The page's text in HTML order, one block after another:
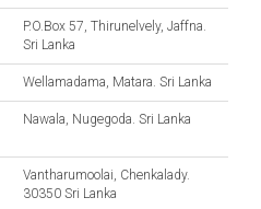
P.O.Box 57, Thirunelvely, Jaffna.
Sri Lanka
Wellamadama, Matara. Sri Lanka
Nawala, Nugegoda. Sri Lanka
Vantharumoolai, Chenkalady.
30350 Sri Lanka